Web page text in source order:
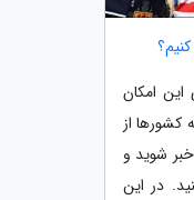
این امکان
کشورها از
شوید و
در این